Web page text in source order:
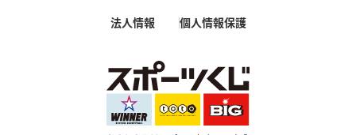
法人情報 個人情報保護